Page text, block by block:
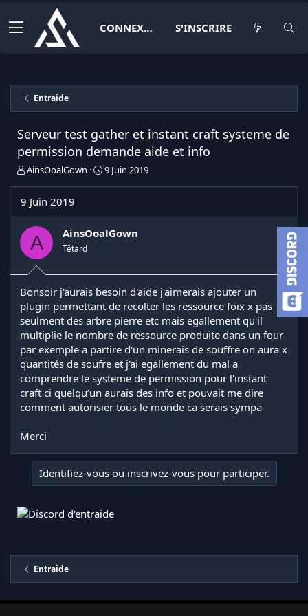
CONNEXION S'INSCRIRE
Entraide
Serveur test gather et instant craft systeme de
permission demande aide et info
I
t
a
e
u
d
e
l
d
i
s
c
u
s
o
n
AinsOoalGown
D
e
t
9 Juin 2019
9 Juin 2019
A AinsOoalGown
Têtard
Bonsoir j'aurais besoin d'aide j'aimerais ajouter un
plugin permettant de recolter les ressource foix x pas
seulment des arbre pierre etc mais egallement qu'il
multiplie le nombre de ressource produite dans un four
par exemple a partire d'un minerais de souffre on aura x
quantités de soufre et j'ai egallement du mal a
comprendre le systeme de permission pour l'instant
craft ci quelqu’un aurais des info et pouvait me dire
comment autorisier tous le monde ca serais sympa
Merci
Identifiez-vous ou inscrivez-vous pour participer.
Entraide